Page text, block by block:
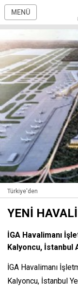
MENÜ
Türkiye'den
YENİ
İGA Havalimanı
Kalyoncu,
İGA Havalimanı
Kalyoncu, İstanbul